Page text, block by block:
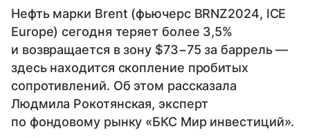
Нефть марки Brent (фьючерс BRNZ2024, ICE
Europe) сегодня теряет более 3,5%
и возвращается в зону $73−75 за баррель —
здесь находится скопление пробитых
сопротивлений. Об этом рассказала
Людмила Рокотянская, эксперт
по фондовому рынку «БКС Мир инвестиций».